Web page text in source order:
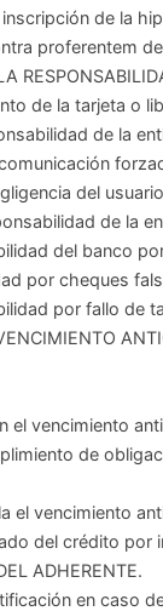
inscripción de la
proferentem
de la tarjeta o
de la
del
de la
del banco
por cheques
por fallo de
el vencimiento
de
el vencimiento
del crédito por
ADHERENTE.
en caso